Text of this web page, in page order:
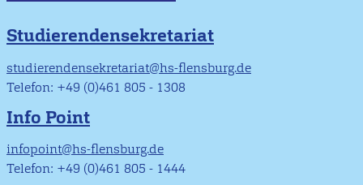
Studierendensekretariat
studierendensekretariat@hs-flensburg.de
Telefon: +49 (0)461 805 - 1308
Info Point
infopoint@hs-flensburg.de
Telefon: +49 (0)461 805 - 1444